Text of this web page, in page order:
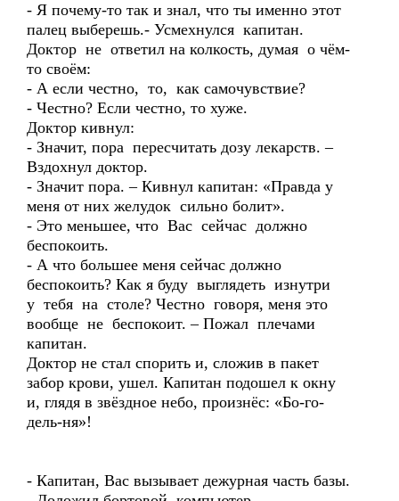
- Я почему-то так и знал, что ты именно этот
палец выберешь.- Усмехнулся капитан.
Доктор не ответил на колкость, думая о чём-
то своём:
- А если честно, то, как самочувствие?
- Честно? Если честно, то хуже.
Доктор кивнул:
- Значит, пора пересчитать дозу лекарств. –
Вздохнул доктор.
- Значит пора. – Кивнул капитан: «Правда у
меня от них желудок сильно болит».
- Это меньшее, что Вас сейчас должно
беспокоить.
- А что большее меня сейчас должно
беспокоить? Как я буду выглядеть изнутри
у тебя на столе? Честно говоря, меня это
вообще не беспокоит. – Пожал плечами
капитан.
Доктор не стал спорить и, сложив в пакет
забор крови, ушел. Капитан подошел к окну
и, глядя в звёздное небо, произнёс: «Бо-го-
дель-ня»!
- Капитан, Вас вызывает дежурная часть базы.